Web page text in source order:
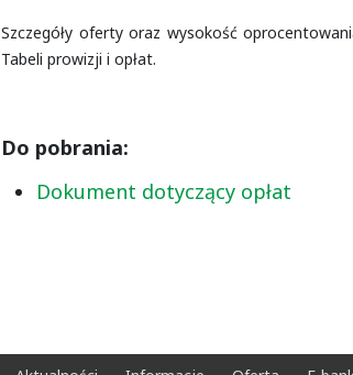
Szczegóły oferty oraz wysokość
Tabeli prowizji i opłat.
Do pobrania:
Dokument dotyczący opłat